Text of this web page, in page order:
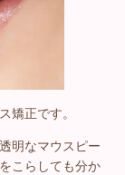
矯正です。
明なマウスピー
こらしても分か